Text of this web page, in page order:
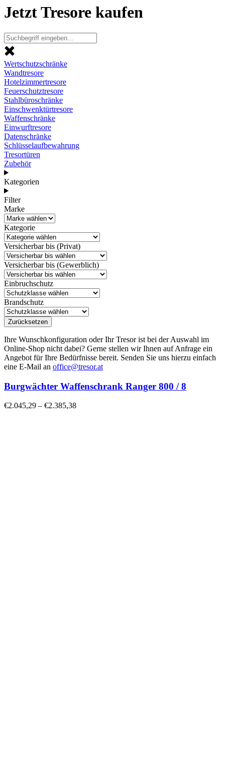
Jetzt Tresore kaufen
Wertschutzschränke
Wandtresore
Hotelzimmertresore
Feuerschutztresore
Stahlbüroschränke
Einschwenktürtresore
Waffenschränke
Einwurftresore
Datenschränke
Schlüsselaufbewahrung
Tresortüren
Zubehör
Kategorien
Filter
Marke
Kategorie
Versicherbar bis (Privat)
Versicherbar bis (Gewerblich)
Einbruchschutz
Brandschutz
Zurücksetzen
Ihre Wunschkonfiguration oder Ihr Tresor ist bei der Auswahl im
Online-Shop nicht dabei? Gerne stellen wir Ihnen auf Anfrage ein
Angebot für Ihre Bedürfnisse bereit. Senden Sie uns hierzu einfach
eine E-Mail an office@tresor.at
Burgwächter Waffenschrank Ranger 800 / 8
€2.045,29 – €2.385,38